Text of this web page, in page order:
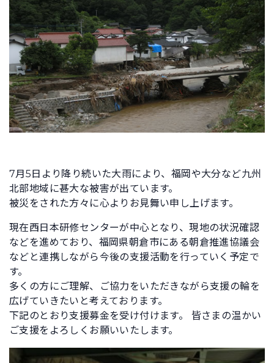
7月5日より降り続いた大雨により、福岡や大分など九州
北部地域に甚大な被害が出ています。
被災をされた方々に心よりお見舞い申し上げます。
現在西日本研修センターが中心となり、現地の状況確認
などを進めており、福岡県朝倉市にある朝倉推進協議会
などと連携しながら今後の支援活動を行っていく予定で
す。
多くの方にご理解、ご協力をいただきながら支援の輪を
広げていきたいと考えております。
下記のとおり支援募金を受け付けます。 皆さまの温かい
ご支援をよろしくお願いいたします。